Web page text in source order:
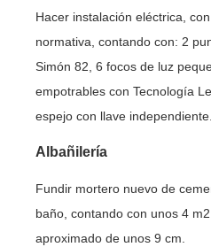
Hacer instalación eléctrica,
normativa, contando con: 2
Simón 82, 6 focos de luz
empotrables con Tecnología
espejo con llave independiente.
Albañilería
Fundir mortero nuevo de
baño, contando con unos 4
aproximado de unos 9 cm.